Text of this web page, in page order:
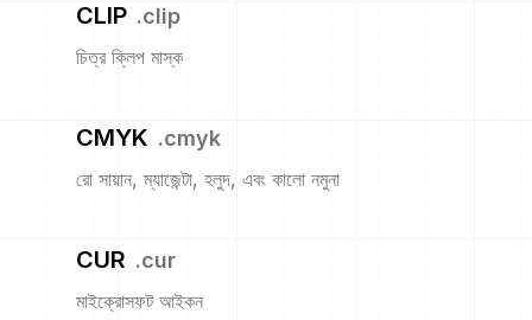
CLIP .clip
চিত্র ক্লিপ মাস্ক
CMYK .cmyk
রো সায়ান, ম্যাজেন্টা, হলুদ, এবং কালো নমুনা
CUR .cur
মাইক্রোসফট আইকন